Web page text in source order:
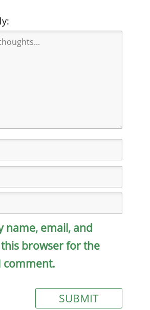
name, email, and
browser for the
comment.